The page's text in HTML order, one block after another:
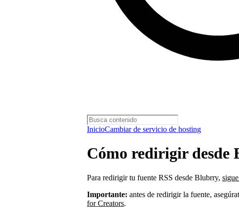
InicioCambiar de servicio de hosting
Cómo redirigir desde
Para redirigir tu fuente RSS desde Blubrry,
Importante: antes de redirigir la fuente,
for Creators.